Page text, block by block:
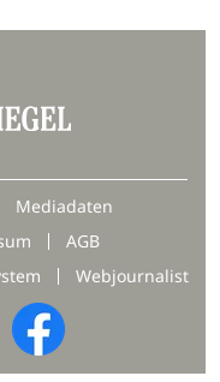
Mediadaten
AGB
Webjournalist